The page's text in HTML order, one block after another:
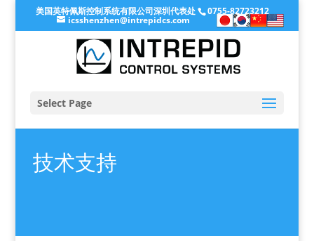
美国英特佩斯控制系统有限公司深圳代表处 0755-82723212
icsshenzhen@intrepidcs.com
Select Page
技术支持